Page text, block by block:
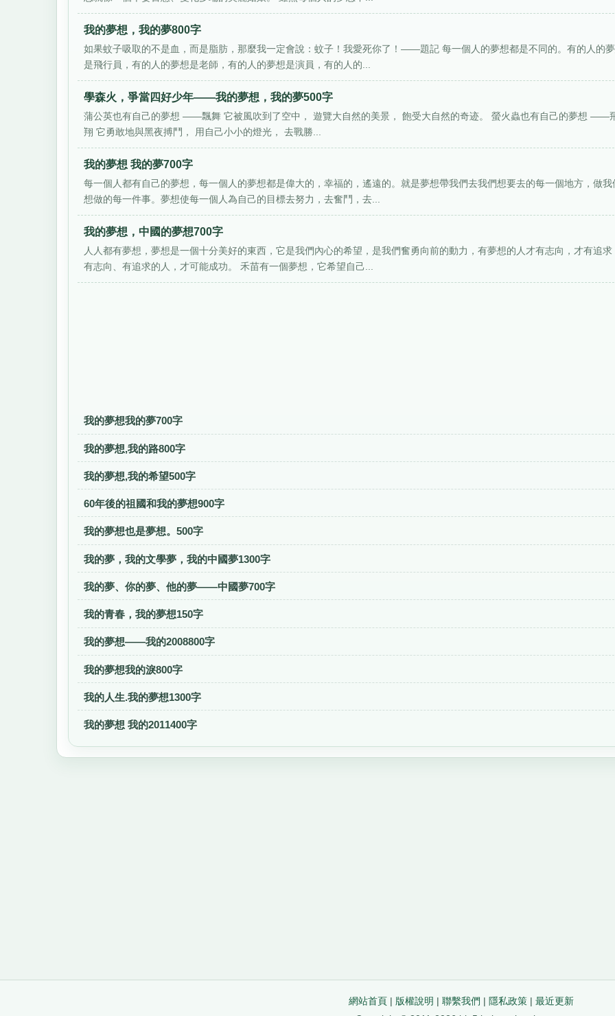
我的夢想，我的夢800字
如果蚊子吸取的不是血，而是脂肪，那麼我一定會說：蚊子！我愛死你了！——題記 每一個人的夢想都是不同的。有的人的
是飛行員，有的人的夢想是老師，有的人的夢想是演員，有的人的...
學森火，爭當四好少年——我的夢想，我的夢500字
蒲公英也有自己的夢想 ——飄舞 它被風吹到了空中， 遊覽大自然的美景， 飽受大自然的奇迹。 螢火蟲也有自己的夢想 ——
翔 它勇敢地與黑夜搏鬥， 用自己小小的燈光， 去戰勝...
我的夢想 我的夢700字
每一個人都有自己的夢想，每一個人的夢想都是偉大的，幸福的，遙遠的。就是夢想帶我們去我們想要去的每一個地方，做我
想做的每一件事。夢想使每一個人為自己的目標去努力，去奮鬥，去...
我的夢想，中國的夢想700字
人人都有夢想，夢想是一個十分美好的東西，它是我們內心的希望，是我們奮勇向前的動力，有夢想的人才有志向，才有追求
有志向、有追求的人，才可能成功。 禾苗有一個夢想，它希望自己...
我的夢想我的夢700字
我的夢想,我的路800字
我的夢想,我的希望500字
60年後的祖國和我的夢想900字
我的夢想也是夢想。500字
我的夢，我的文學夢，我的中國夢1300字
我的夢、你的夢、他的夢——中國夢700字
我的青春，我的夢想150字
我的夢想——我的2008800字
我的夢想我的淚800字
我的人生.我的夢想1300字
我的夢想 我的2011400字
網站首頁 | 版權說明 | 聯繫我們 | 隱私政策 | 最近更新